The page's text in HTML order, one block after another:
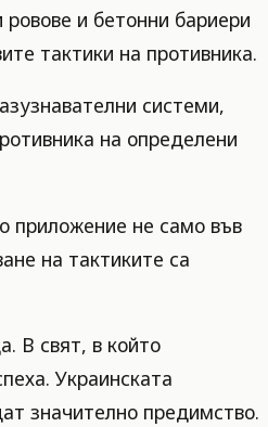
и бетонни бариери
тактики на противника.
системи,
на определени
приложение не само във
на тактиките са
В свят, в който
Украинската
значително предимство.